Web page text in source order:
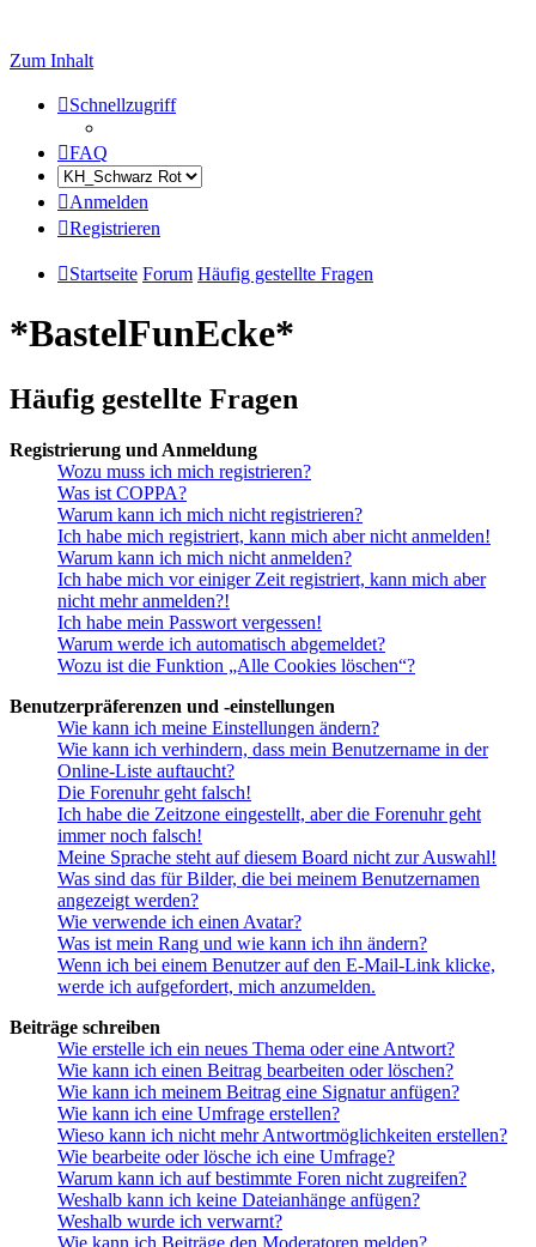
Zum Inhalt
Schnellzugriff
FAQ
Anmelden
Registrieren
Startseite Forum Häufig gestellte Fragen
*BastelFunEcke*
Häufig gestellte Fragen
Registrierung und Anmeldung
Wozu muss ich mich registrieren?
Was ist COPPA?
Warum kann ich mich nicht registrieren?
Ich habe mich registriert, kann mich aber nicht anmelden!
Warum kann ich mich nicht anmelden?
Ich habe mich vor einiger Zeit registriert, kann mich aber
nicht mehr anmelden?!
Ich habe mein Passwort vergessen!
Warum werde ich automatisch abgemeldet?
Wozu ist die Funktion „Alle Cookies löschen“?
Benutzerpräferenzen und -einstellungen
Wie kann ich meine Einstellungen ändern?
Wie kann ich verhindern, dass mein Benutzername in der
Online-Liste auftaucht?
Die Forenuhr geht falsch!
Ich habe die Zeitzone eingestellt, aber die Forenuhr geht
immer noch falsch!
Meine Sprache steht auf diesem Board nicht zur Auswahl!
Was sind das für Bilder, die bei meinem Benutzernamen
angezeigt werden?
Wie verwende ich einen Avatar?
Was ist mein Rang und wie kann ich ihn ändern?
Wenn ich bei einem Benutzer auf den E-Mail-Link klicke,
werde ich aufgefordert, mich anzumelden.
Beiträge schreiben
Wie erstelle ich ein neues Thema oder eine Antwort?
Wie kann ich einen Beitrag bearbeiten oder löschen?
Wie kann ich meinem Beitrag eine Signatur anfügen?
Wie kann ich eine Umfrage erstellen?
Wieso kann ich nicht mehr Antwortmöglichkeiten erstellen?
Wie bearbeite oder lösche ich eine Umfrage?
Warum kann ich auf bestimmte Foren nicht zugreifen?
Weshalb kann ich keine Dateianhänge anfügen?
Weshalb wurde ich verwarnt?
Wie kann ich Beiträge den Moderatoren melden?